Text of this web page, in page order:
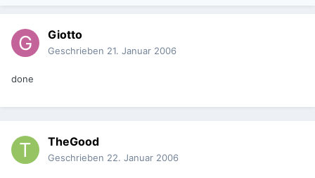
Giotto
Geschrieben 21. Januar 2006
done
TheGood
Geschrieben 22. Januar 2006